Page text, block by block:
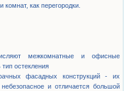
как перегородки.
межкомнатные и офисные
остекления
фасадных конструкций - их
и отличается большой